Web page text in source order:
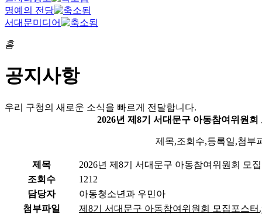
명예의 전당
서대문미디어
홈
공지사항
우리 구청의 새로운 소식을 빠르게 전달합니다.
2026년 제8기 서대문구 아동참여위원
제목,조회수,등록일,첨부
제목
2026년 제8기 서대문구 아동참여위원회 모
조회수
1212
담당자
아동청소년과 우민아
첨부파일
제8기 서대문구 아동참여위원회 모집포스터